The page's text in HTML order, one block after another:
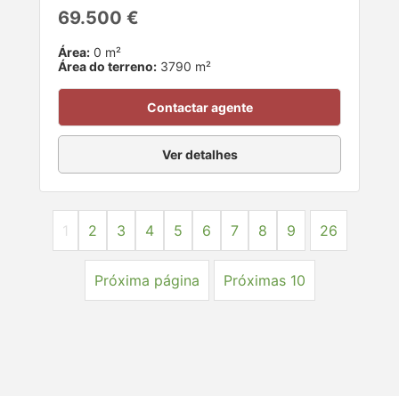
69.500 €
Área: 0 m²
Área do terreno: 3790 m²
Contactar agente
Ver detalhes
1 2 3 4 5 6 7 8 9 26
Próxima página Próximas 10